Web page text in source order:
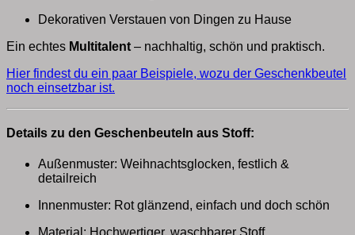
Dekorativen Verstauen von Dingen zu Hause
Ein echtes Multitalent – nachhaltig, schön und praktisch.
Hier findest du ein paar Beispiele, wozu der Geschenkbeutel
noch einsetzbar ist.
Details zu den Geschenbeuteln aus Stoff:
Außenmuster: Weihnachtsglocken, festlich &
detailreich
Innenmuster: Rot glänzend, einfach und doch schön
Material: Hochwertiger, waschbarer Stoff